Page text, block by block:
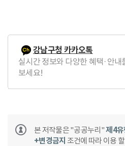
강남구청 카카오톡
실시간 정보와 다양한 혜택·안
보세요!
본 저작물은 "공공누리"제4유
+변경금지 조건에 따라 이용